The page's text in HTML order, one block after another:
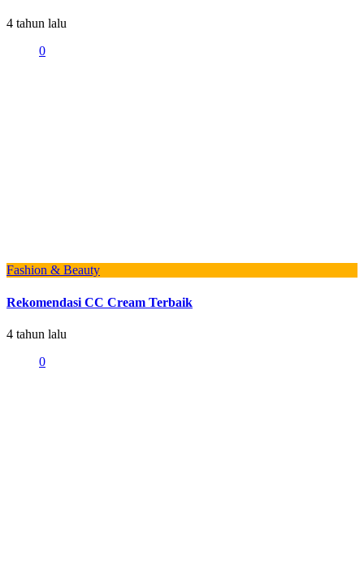
4 tahun lalu
0
Fashion & Beauty
Rekomendasi CC Cream Terbaik
4 tahun lalu
0